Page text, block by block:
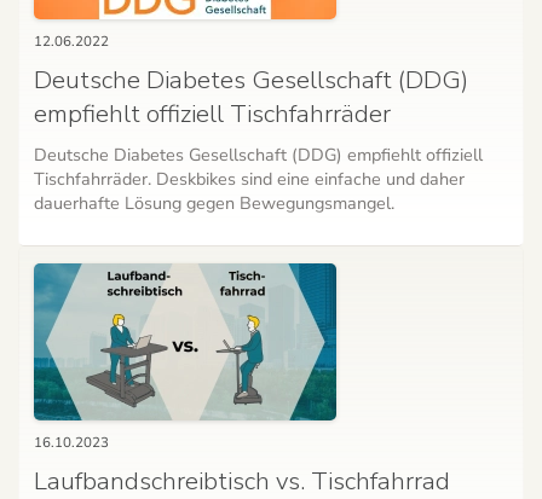
12.06.2022
Deutsche Diabetes Gesellschaft (DDG)
empfiehlt offiziell Tischfahrräder
Deutsche Diabetes Gesellschaft (DDG) empfiehlt offiziell
Tischfahrräder. Deskbikes sind eine einfache und daher
dauerhafte Lösung gegen Bewegungsmangel.
16.10.2023
Laufbandschreibtisch vs. Tischfahrrad